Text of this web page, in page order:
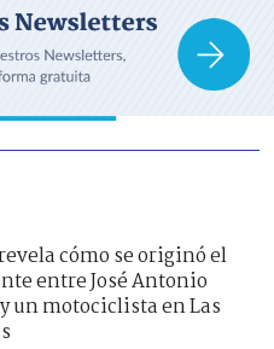
cómo se originó el
entre José Antonio
un motociclista en Las